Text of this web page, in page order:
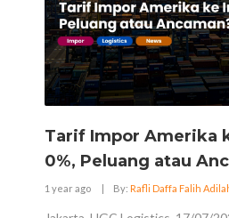
Tarif Impor Amerika
0%, Peluang atau
1 year ago | By: Rafli Daffa Falih